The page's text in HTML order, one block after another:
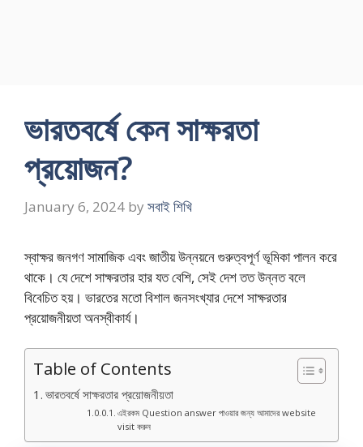
ভারতবর্ষে কেন সাক্ষরতা
প্রয়ােজন?
January 6, 2024 by সবাই শিখি
স্বাক্ষর জনগণ সামাজিক এবং জাতীয় উন্নয়নে গুরুত্বপূর্ণ ভূমিকা পালন করে
থাকে। যে দেশে সাক্ষরতার হার যত বেশি, সেই দেশ তত উন্নত বলে
বিবেচিত হয়। ভারতের মতো বিশাল জনসংখ্যার দেশে সাক্ষরতার
প্রয়োজনীয়তা অনস্বীকার্য।
Table of Contents
ভারতবর্ষে সাক্ষরতার প্রয়োজনীয়তা
এইরকম Question answer পাওয়ার জন্য আমাদের website
visit করুন